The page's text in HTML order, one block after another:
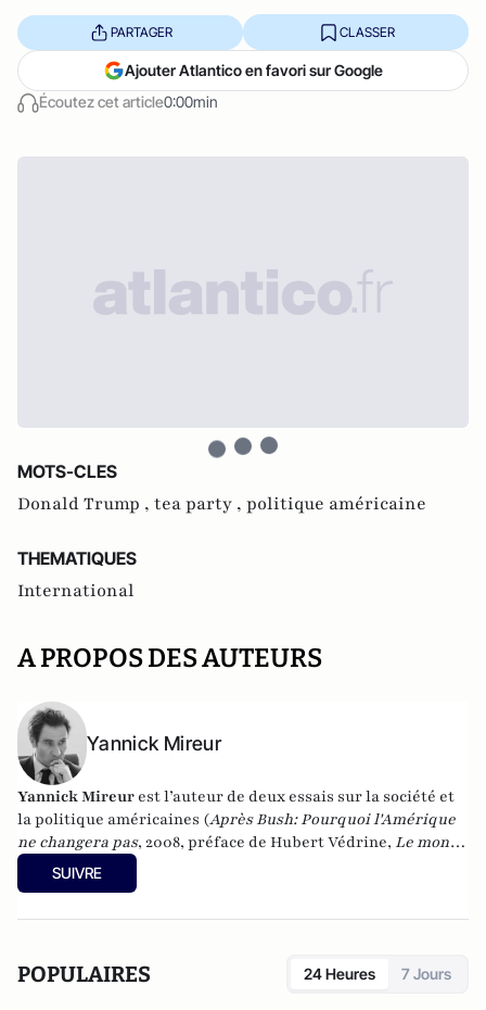
Écoutez cet article0:00min
PARTAGER CLASSER
Ajouter Atlantico en favori sur Google
MOTS-CLES
Donald Trump , tea party , politique américaine
THEMATIQUES
International
A PROPOS DES AUTEURS
Yannick Mireur
Yannick Mireur est l’auteur de deux essais sur la société et
la politique américaines (Après Bush: Pourquoi l'Amérique
ne changera pas, 2008, préface de Hubert Védrine, Le monde
d’Obama, 2011). Il fut le fondateur et rédacteur en chef de
Politique Américaine
SUIVRE
POPULAIRES 24 Heures 7 Jours